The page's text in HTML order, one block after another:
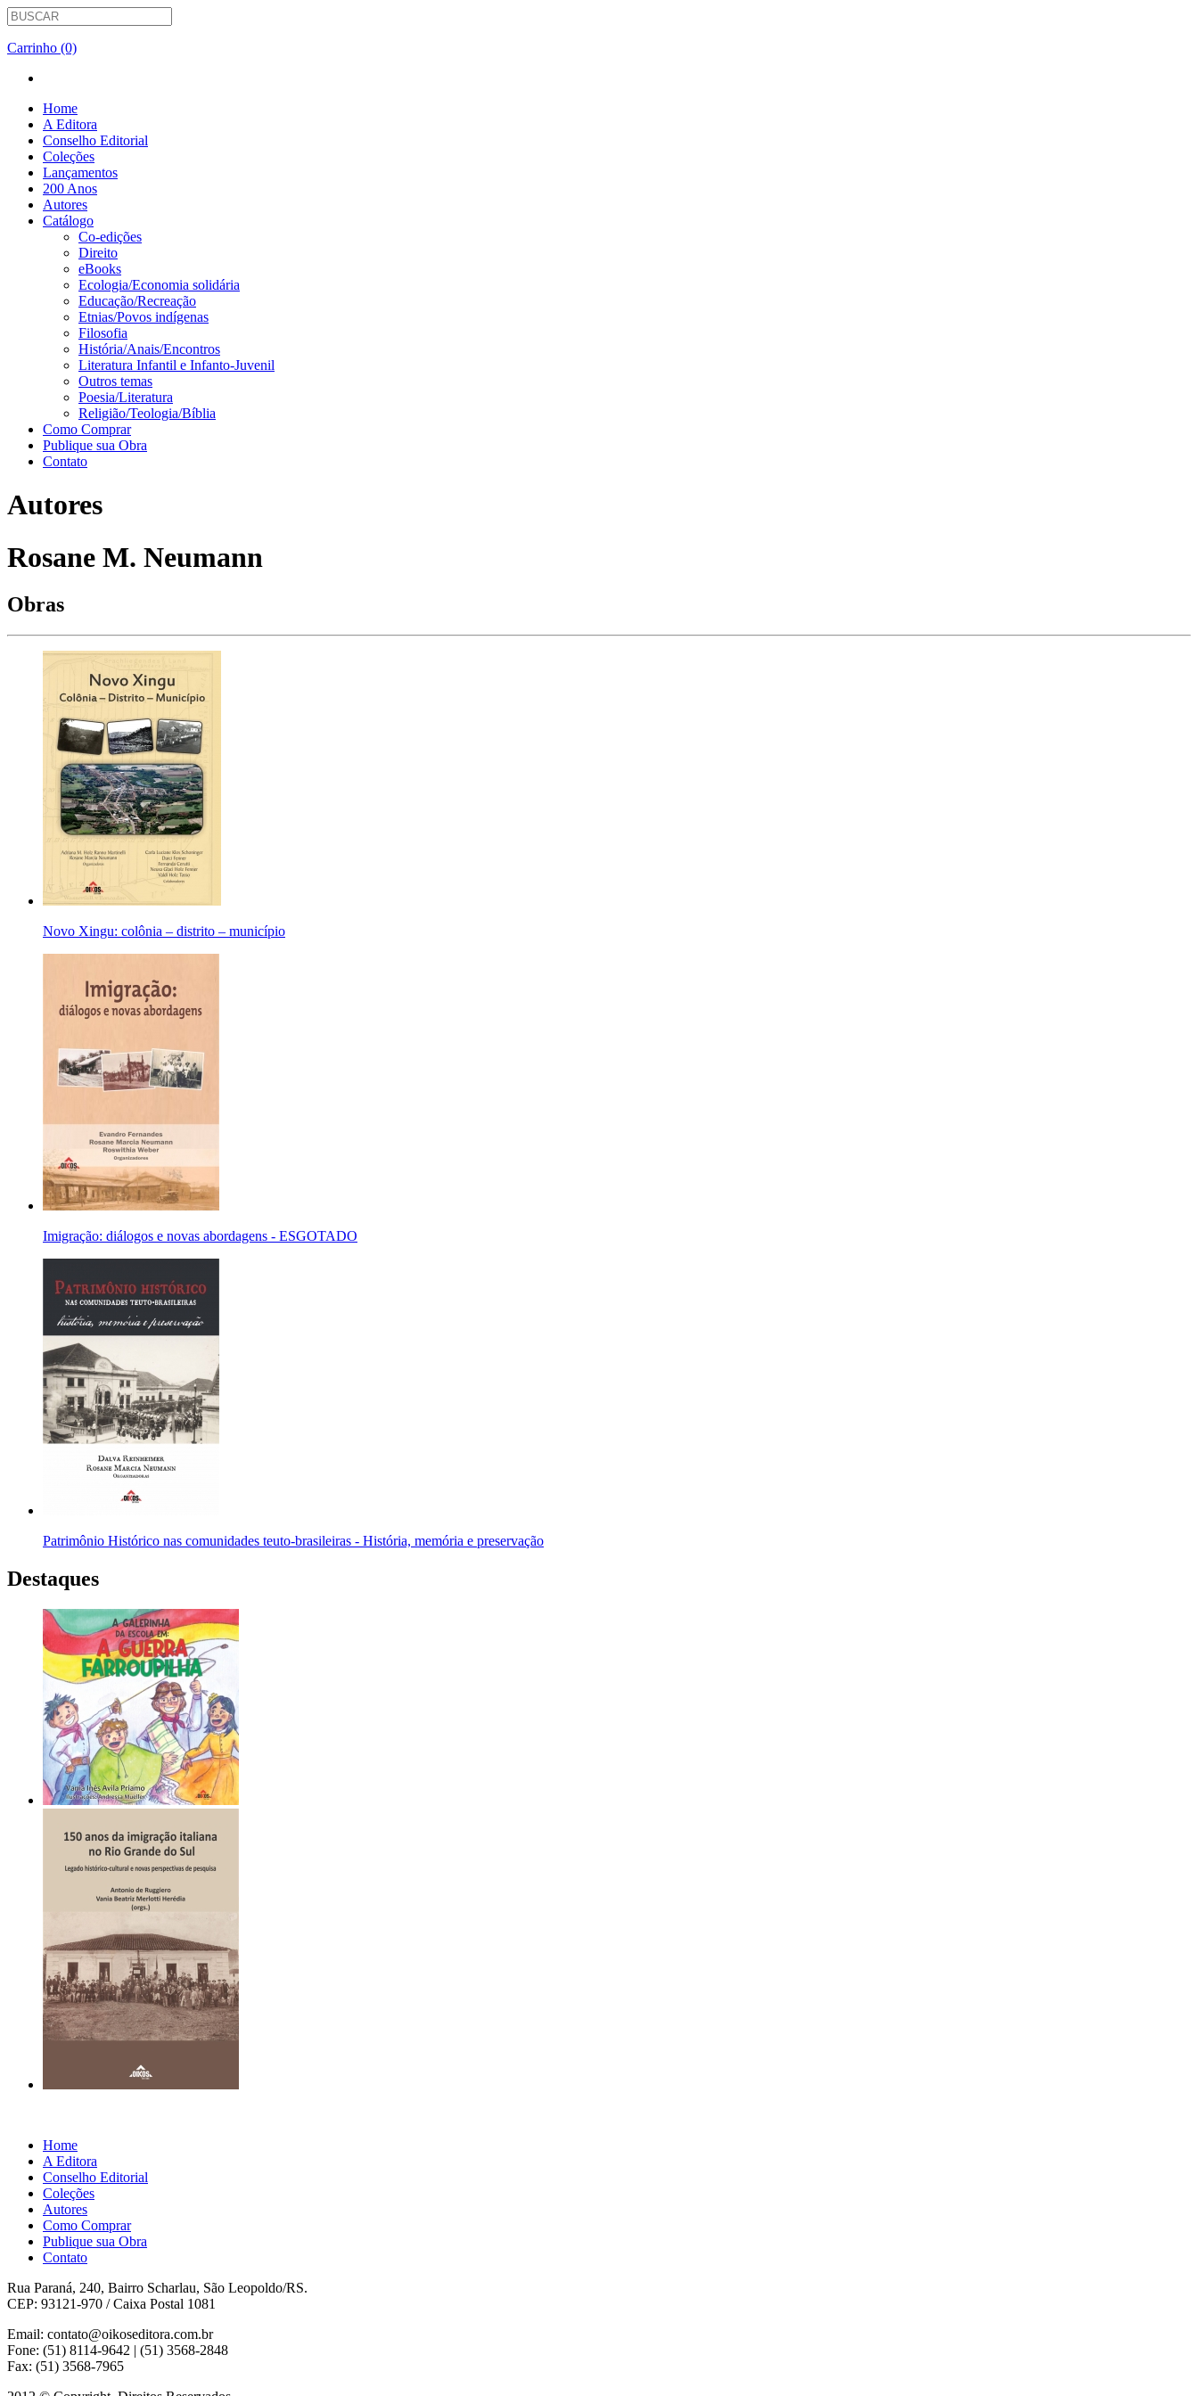
Carrinho (0)
Home
A Editora
Conselho Editorial
Coleções
Lançamentos
200 Anos
Autores
Catálogo
Co-edições
Direito
eBooks
Ecologia/Economia solidária
Educação/Recreação
Etnias/Povos indígenas
Filosofia
História/Anais/Encontros
Literatura Infantil e Infanto-Juvenil
Outros temas
Poesia/Literatura
Religião/Teologia/Bíblia
Como Comprar
Publique sua Obra
Contato
Autores
Rosane M. Neumann
Obras
Novo Xingu: colônia – distrito – município
Imigração: diálogos e novas abordagens - ESGOTADO
Patrimônio Histórico nas comunidades teuto-brasileiras - História, memória e preservação
Destaques
Home
A Editora
Conselho Editorial
Coleções
Autores
Como Comprar
Publique sua Obra
Contato
Rua Paraná, 240, Bairro Scharlau, São Leopoldo/RS.
CEP: 93121-970 / Caixa Postal 1081
Email: contato@oikoseditora.com.br
Fone: (51) 8114-9642 | (51) 3568-2848
Fax: (51) 3568-7965